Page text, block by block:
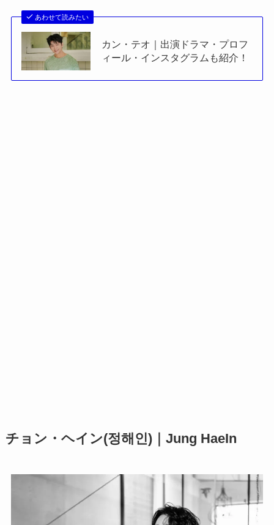
あわせて読みたい
カン・テオ｜出演ドラマ・プロフ
ィール・インスタグラムも紹介！
チョン・ヘイン(정해인)｜Jung HaeIn